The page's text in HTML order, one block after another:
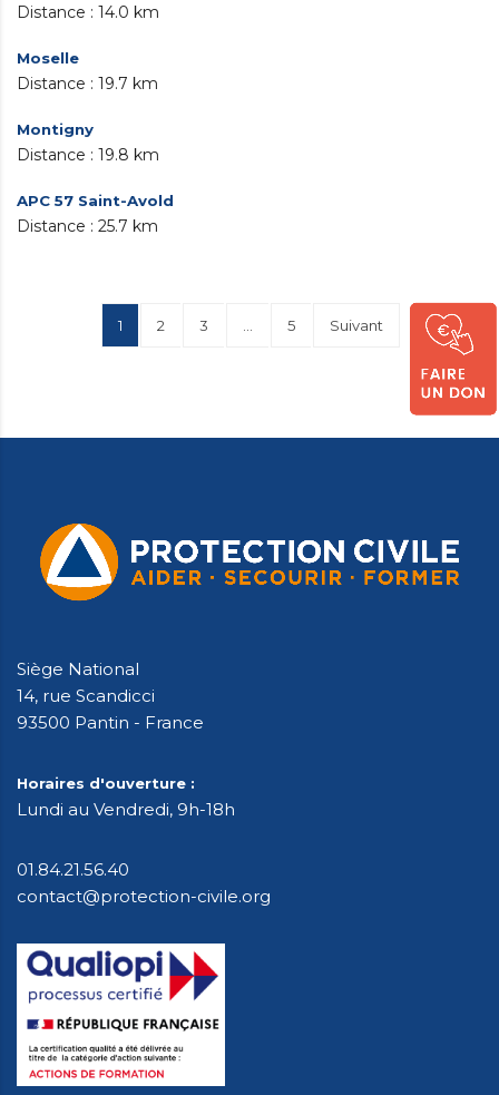
14.0 km
Moselle
19.7 km
Montigny
19.8 km
APC 57 Saint-Avold
25.7 km
1 2 3 5 Suivant
Siège National
14, rue Scandicci
93500 Pantin - France
Horaires d'ouverture :
Lundi au Vendredi, 9h-18h
01.84.21.56.40
contact@protection-civile.org